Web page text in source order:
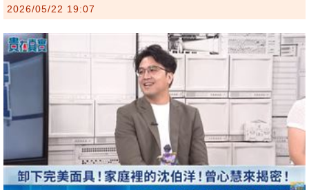
2026/05/22 19:07